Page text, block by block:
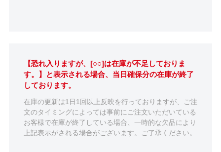
【恐れ入りますが、[○○]は在庫が不足しておりま
す。】と表示される場合、当日確保分の在庫が終了
しております。
在庫の更新は1日1回以上反映を行っておりますが、ご注
文のタイミングによっては事前にご注文いただいている
お客様で在庫が終了している場合、一時的な欠品により
上記表示がされる場合がございます。ご了承ください。